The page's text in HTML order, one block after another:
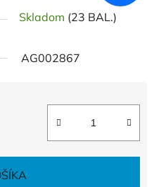
Skladom (23 BAL.)
AG002867